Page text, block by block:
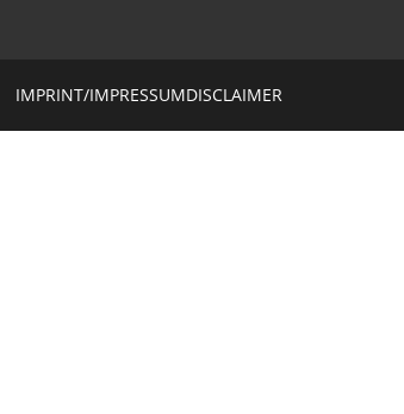
IMPRINT/IMPRESSUMDISCLAIMER